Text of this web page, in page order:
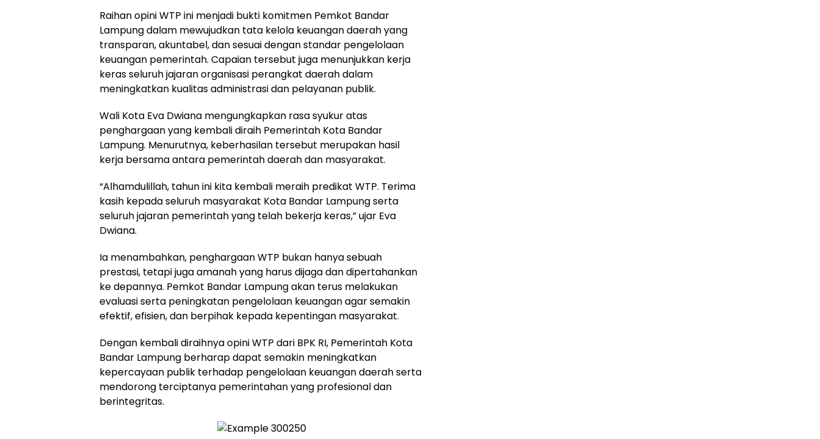
Raihan opini WTP ini menjadi bukti komitmen Pemkot Bandar
Lampung dalam mewujudkan tata kelola keuangan daerah yang
transparan, akuntabel, dan sesuai dengan standar pengelolaan
keuangan pemerintah. Capaian tersebut juga menunjukkan kerja
keras seluruh jajaran organisasi perangkat daerah dalam
meningkatkan kualitas administrasi dan pelayanan publik.
Wali Kota Eva Dwiana mengungkapkan rasa syukur atas
penghargaan yang kembali diraih Pemerintah Kota Bandar
Lampung. Menurutnya, keberhasilan tersebut merupakan hasil
kerja bersama antara pemerintah daerah dan masyarakat.
“Alhamdulillah, tahun ini kita kembali meraih predikat WTP. Terima
kasih kepada seluruh masyarakat Kota Bandar Lampung serta
seluruh jajaran pemerintah yang telah bekerja keras,” ujar Eva
Dwiana.
Ia menambahkan, penghargaan WTP bukan hanya sebuah
prestasi, tetapi juga amanah yang harus dijaga dan dipertahankan
ke depannya. Pemkot Bandar Lampung akan terus melakukan
evaluasi serta peningkatan pengelolaan keuangan agar semakin
efektif, efisien, dan berpihak kepada kepentingan masyarakat.
Dengan kembali diraihnya opini WTP dari BPK RI, Pemerintah Kota
Bandar Lampung berharap dapat semakin meningkatkan
kepercayaan publik terhadap pengelolaan keuangan daerah serta
mendorong terciptanya pemerintahan yang profesional dan
berintegritas.